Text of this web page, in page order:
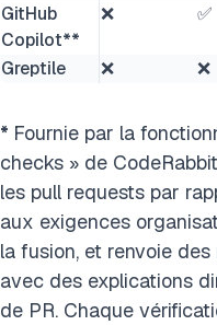
GitHub
Copilot**
❌ ✅
Greptile ❌ ❌
* Fournie par la
checks » de
les pull requests par
aux exigences
la fusion, et renvoie
avec des explications
de PR. Chaque